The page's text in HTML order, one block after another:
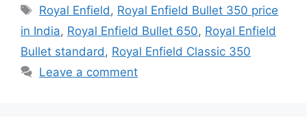
Tags
Royal Enfield, Royal Enfield Bullet 350 price
in India, Royal Enfield Bullet 650, Royal Enfield
Bullet standard, Royal Enfield Classic 350
Leave a comment